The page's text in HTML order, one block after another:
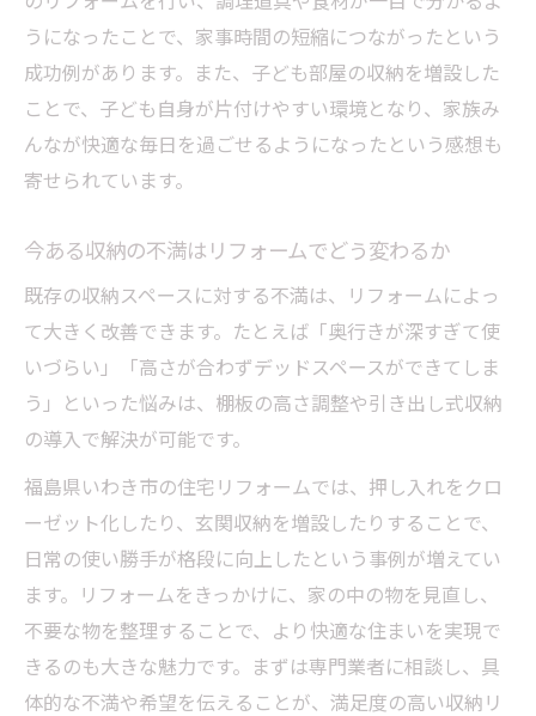
うになったことで、家事時間の短縮につながったという
成功例があります。また、子ども部屋の収納を増設した
ことで、子ども自身が片付けやすい環境となり、家族み
んなが快適な毎日を過ごせるようになったという感想も
寄せられています。
今ある収納の不満はリフォームでどう変わるか
既存の収納スペースに対する不満は、リフォームによっ
て大きく改善できます。たとえば「奥行きが深すぎて使
いづらい」「高さが合わずデッドスペースができてしま
う」といった悩みは、棚板の高さ調整や引き出し式収納
の導入で解決が可能です。
福島県いわき市の住宅リフォームでは、押し入れをクロ
ーゼット化したり、玄関収納を増設したりすることで、
日常の使い勝手が格段に向上したという事例が増えてい
ます。リフォームをきっかけに、家の中の物を見直し、
不要な物を整理することで、より快適な住まいを実現で
きるのも大きな魅力です。まずは専門業者に相談し、具
体的な不満や希望を伝えることが、満足度の高い収納リ